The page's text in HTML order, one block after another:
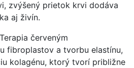
zvýšený prietok krvi dodáva
aj živín.
Terapia červeným
fibroplastov a tvorbu elastínu,
kolagénu, ktorý tvorí približne